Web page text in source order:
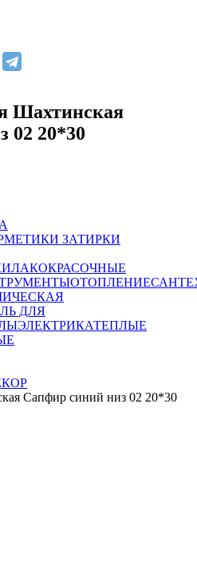
Шахтинская
02 20*30
ЗАТИРКИ
ЛАКОКРАСОЧНЫЕ
ОТОПЛЕНИЕ
ДЛЯ
ЭЛЕКТРИКАТЕПЛЫЕ
Сапфир синий низ 02 20*30